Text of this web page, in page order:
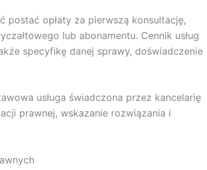
postać opłaty za pierwszą konsultację,
lub abonamentu. Cennik usług
specyfikę danej sprawy, doświadczenie
usługa świadczona przez kancelarię
prawnej, wskazanie rozwiązania i